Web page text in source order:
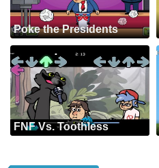
Poke the Presidents
FNF Vs. Toothless